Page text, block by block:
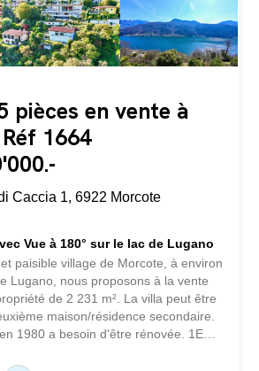
pièces en vente à
1664
Caccia 1, 6922 Morcote
Vue à 180° sur le lac de Lugano
paisible village de Morcote, à environ
Lugano, nous proposons à la vente
de 2 231 m². La villa peut être
maison/résidence secondaire.
1980 a besoin d'être rénovée. 1ER